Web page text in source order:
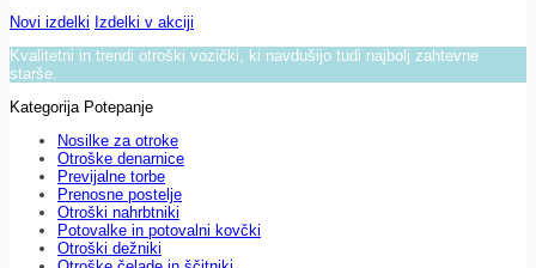
Novi izdelki Izdelki v akciji
Kvalitetni in trendi otroški vozički, ki navdušijo tudi najbolj zahtevne
starše.
Kategorija Potepanje
Nosilke za otroke
Otroške denarnice
Previjalne torbe
Prenosne postelje
Otroški nahrbtniki
Potovalke in potovalni kovčki
Otroški dežniki